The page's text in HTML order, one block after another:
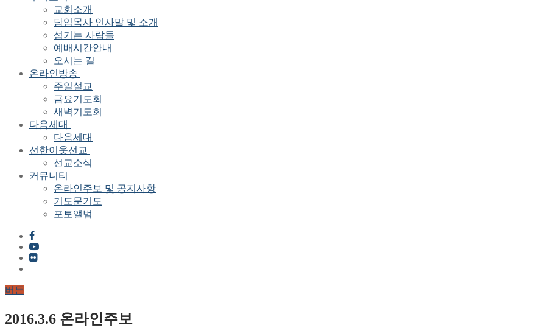
교회소개
담임목사 인사말 및 소개
섬기는 사람들
예배시간안내
오시는 길
온라인방송
주일설교
금요기도회
새벽기도회
다음세대
다음세대
선한이웃선교
선교소식
커뮤니티
온라인주보 및 공지사항
기도문기도
포토앨범
버튼
2016.3.6 온라인주보